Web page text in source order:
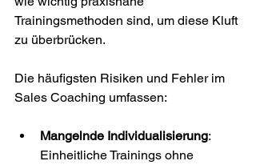
Trainingsmethoden sind, um diese Kluft
zu überbrücken.
Die häufigsten Risiken und Fehler im
Sales Coaching umfassen:
Mangelnde Individualisierung:
Einheitliche Trainings ohne